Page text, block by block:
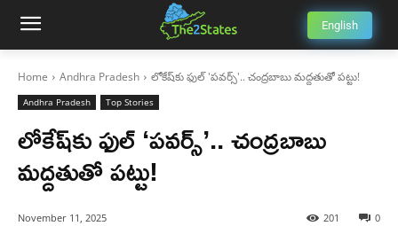
English
Home Andhra Pradesh లోకేష్‌కు ఫుల్ 'పవర్స్'.. చంద్రబాబు మద్దతుతో పట్టు!
Andhra Pradesh Top Stories
లోకేష్‌కు ఫుల్ ‘పవర్స్’.. చంద్రబాబు
మద్దతుతో పట్టు!
November 11, 2025 0
201